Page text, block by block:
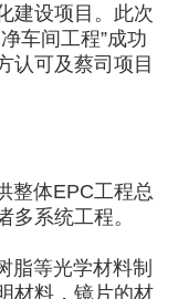
建设项目 。此次
车间工程”成功
认可及蔡司项目
整体EPC工程总
多系统工程。
等光学材料制
材料，镜片的材